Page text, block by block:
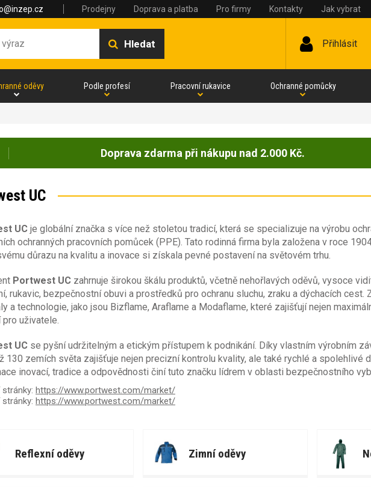
Prodejny Doprava a platba Pro firmy Kontakty Jak vybrat
Hledat Přihlásit
oděvy Podle profesí Pracovní rukavice Ochranné pomůcky
Doprava zdarma při nákupu nad 2.000 Kč.
UC
UC je globální značka s více než stoletou tradicí, která se specializuje na výrobu
ochranných pracovních pomůcek (PPE). Tato rodinná firma byla založena v roce
důrazu na kvalitu a inovace si získala pevné postavení na světovém trhu.
Portwest UC zahrnuje širokou škálu produktů, včetně nehořlavých oděvů, vysoce
rukavic, bezpečnostní obuvi a prostředků pro ochranu sluchu, zraku a dýchacích cest.
a technologie, jako jsou Bizflame, Araflame a Modaflame, které zajišťují nejen
uživatele.
UC se pyšní udržitelným a etickým přístupem k podnikání. Díky vlastním výrobním
130 zemích světa zajišťuje nejen precizní kontrolu kvality, ale také rychlé a spolehlivé
inovací, tradice a odpovědnosti činí tuto značku lídrem v oblasti bezpečnostního
stránky: https://www.portwest.com/market/
https://www.portwest.com/market/
Reflexní oděvy Zimní oděvy